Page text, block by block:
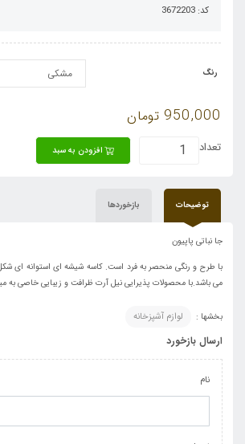
کد: 3672203
رنگ
950,000 تومان
تعداد افزودن به سبد
توضیحات بازخوردها
جا نباتی پاپیون
با طرح و رنگی منحصر به فرد است.کاسه شیشه ای استوانه ای
می باشد.با محصولات پذیرایی نیل آرت ظرافت و زیبایی خاصی به
بخشها : لوازم آشپزخانه
ارسال بازخورد
نام